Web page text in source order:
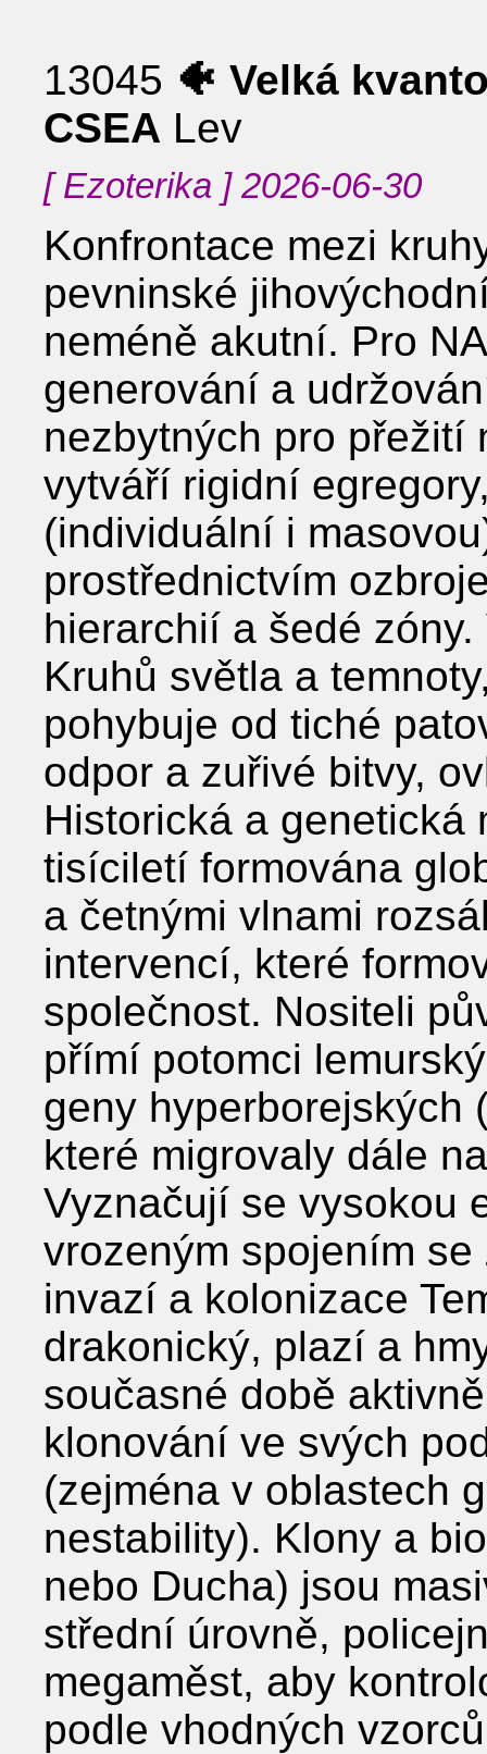
13045 🐠 Velká
CSEA Lev
[ Ezoterika ] 2026-06-30
Konfrontace mezi
pevninské
neméně akutní. Pro
generování a
nezbytných pro přežití
vytváří rigidní
(individuální i
prostřednictvím
hierarchií a šedé
Kruhů světla a
pohybuje od tiché
odpor a zuřivé bitvy,
Historická a genetická
tisíciletí formována
a četnými vlnami
intervencí, které
společnost. Nositeli
přímí potomci
geny hyperborejských
které migrovaly dále
Vyznačují se vysokou
vrozeným spojením
invazí a kolonizace
drakonický, plazí a
současné době
klonování ve svých
(zejména v oblastech
nestability). Klony a
nebo Ducha) jsou
střední úrovně,
megaměst, aby
podle vhodných